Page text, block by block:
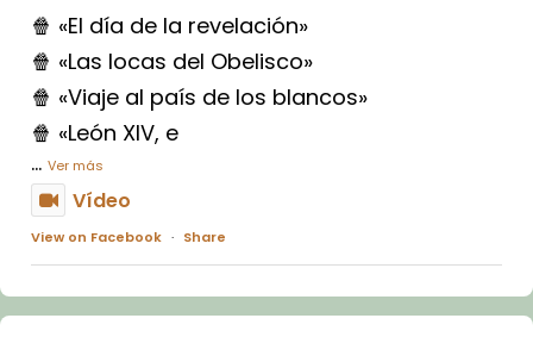
🍿 «El día de la revelación»
🍿 «Las locas del Obelisco»
🍿 «Viaje al país de los blancos»
🍿 «León XIV, e
... Ver más
Vídeo
View on Facebook · Share
Arquebisbat de Barcelona